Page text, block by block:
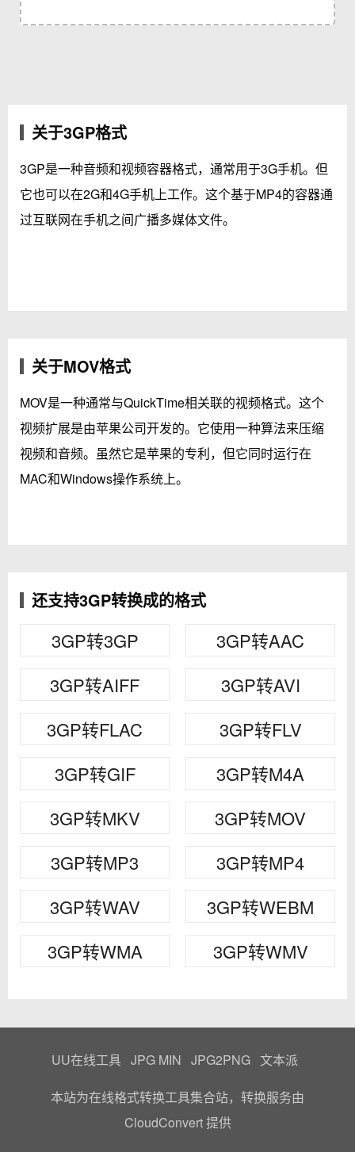
关于3GP格式
3GP是一种音频和视频容器格式，通常用于3G手机。但
它也可以在2G和4G手机上工作。这个基于MP4的容器通
过互联网在手机之间广播多媒体文件。
关于MOV格式
MOV是一种通常与QuickTime相关联的视频格式。这个
视频扩展是由苹果公司开发的。它使用一种算法来压缩
视频和音频。虽然它是苹果的专利，但它同时运行在
MAC和Windows操作系统上。
还支持3GP转换成的格式
3GP转3GP
3GP转AAC
3GP转AIFF
3GP转AVI
3GP转FLAC
3GP转FLV
3GP转GIF
3GP转M4A
3GP转MKV
3GP转MOV
3GP转MP3
3GP转MP4
3GP转WAV
3GP转WEBM
3GP转WMA
3GP转WMV
UU在线工具 JPG MIN JPG2PNG 文本派
本站为在线格式转换工具集合站，转换服务由
CloudConvert提供